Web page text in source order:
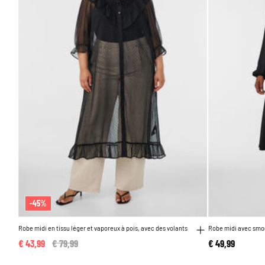
-45%
Robe midi en tissu léger et vaporeux à pois, avec des volants
Price reduced from
€ 79,99
€ 43,99
Robe midi avec
€ 49,99